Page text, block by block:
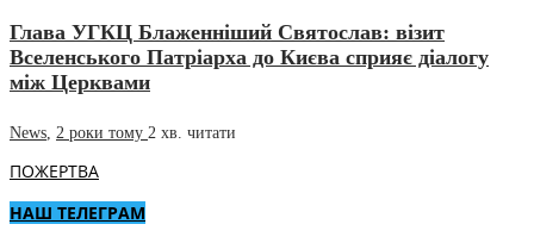
Глава УГКЦ Блаженніший Святослав: візит
Вселенського Патріарха до Києва сприяє діалогу
між Церквами
News 2 роки тому 2 хв. читати
ПОЖЕРТВА
НАШ ТЕЛЕГРАМ